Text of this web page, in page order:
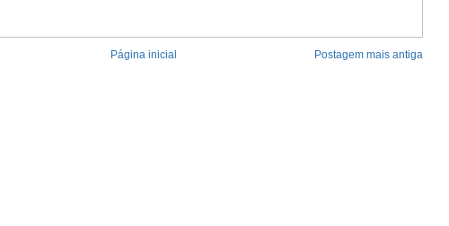
Postagem mais antiga
Página inicial